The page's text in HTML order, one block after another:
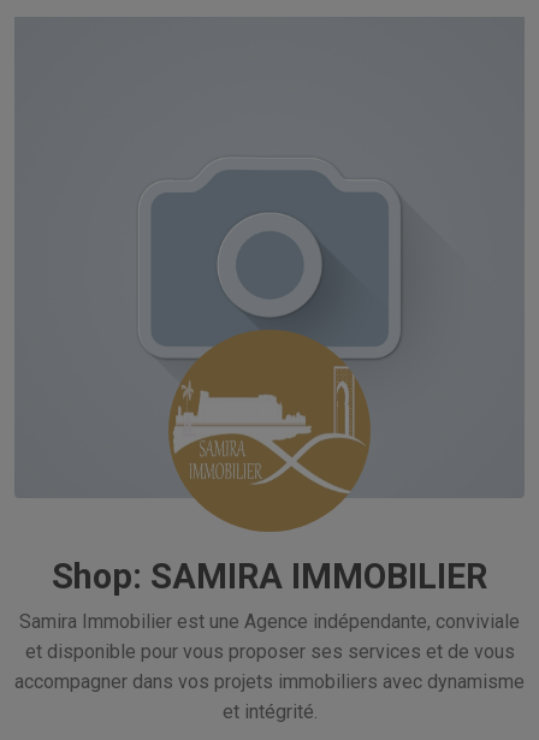
Shop: SAMIRA IMMOBILIER
Samira Immobilier est une Agence indépendante, conviviale
et disponible pour vous proposer ses services et de vous
accompagner dans vos projets immobiliers avec dynamisme
et intégrité.